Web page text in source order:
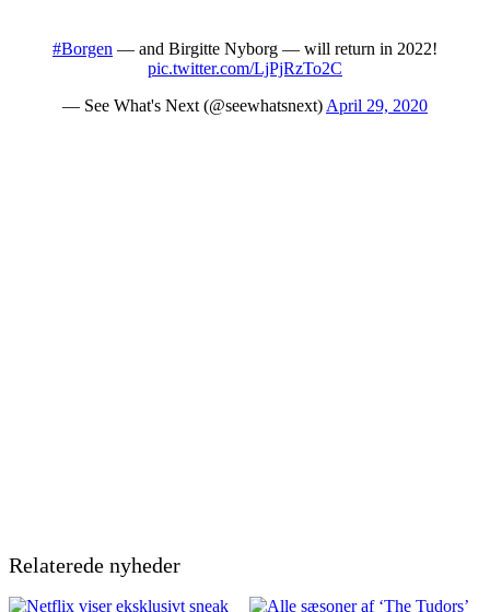
#Borgen — and Birgitte Nyborg — will return in 2022!
pic.twitter.com/LjPjRzTo2C
— See What's Next (@seewhatsnext) April 29, 2020
Relaterede nyheder